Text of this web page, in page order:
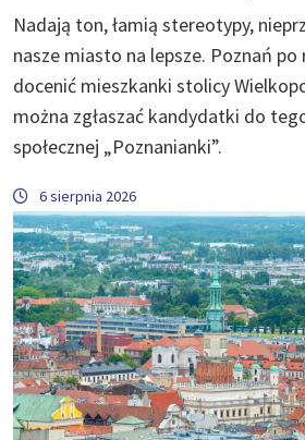
Nadają ton, łamią stereotypy,
nasze miasto na lepsze. Poznań po
docenić mieszkanki stolicy
można zgłaszać kandydatki do
społecznej „Poznanianki”.
6 sierpnia 2026